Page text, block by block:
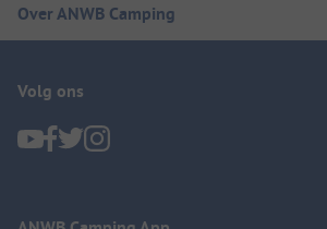
Over ANWB Camping
Volg ons